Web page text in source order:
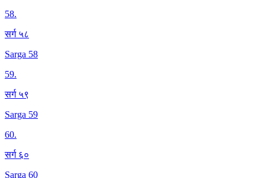
58.
सर्ग ५८
Sarga 58
59.
सर्ग ५९
Sarga 59
60.
सर्ग ६०
Sarga 60